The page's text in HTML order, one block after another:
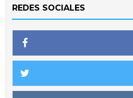
REDES SOCIALES